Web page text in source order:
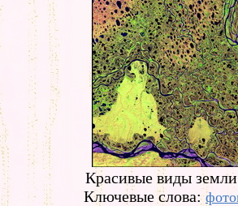
Красивые виды
Ключевые слова: